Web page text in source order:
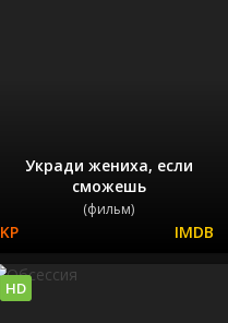
Укради жениха, если
сможешь
(фильм)
HD